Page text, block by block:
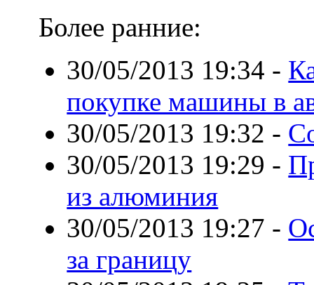
Более ранние:
30/05/2013 19:34 -
покупке машины в
30/05/2013 19:32 -
30/05/2013 19:29 -
из алюминия
30/05/2013 19:27 -
за границу